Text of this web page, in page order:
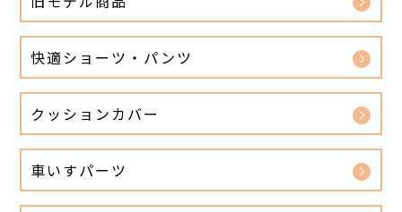
快適ショーツ・パンツ
クッションカバー
車いすパーツ